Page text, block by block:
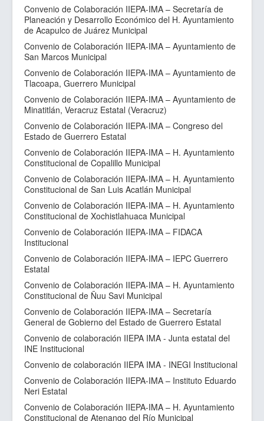
Convenio de Colaboración IIEPA-IMA – Secretaría de
Planeación y Desarrollo Económico del H. Ayuntamiento
de Acapulco de Juárez Municipal
Convenio de Colaboración IIEPA-IMA – Ayuntamiento de
San Marcos Municipal
Convenio de Colaboración IIEPA-IMA – Ayuntamiento de
Tlacoapa, Guerrero Municipal
Convenio de Colaboración IIEPA-IMA – Ayuntamiento de
Minatitlán, Veracruz Estatal (Veracruz)
Convenio de Colaboración IIEPA-IMA – Congreso del
Estado de Guerrero Estatal
Convenio de Colaboración IIEPA-IMA – H. Ayuntamiento
Constitucional de Copalillo Municipal
Convenio de Colaboración IIEPA-IMA – H. Ayuntamiento
Constitucional de San Luis Acatlán Municipal
Convenio de Colaboración IIEPA-IMA – H. Ayuntamiento
Constitucional de Xochistlahuaca Municipal
Convenio de Colaboración IIEPA-IMA – FIDACA
Institucional
Convenio de Colaboración IIEPA-IMA – IEPC Guerrero
Estatal
Convenio de Colaboración IIEPA-IMA – H. Ayuntamiento
Constitucional de Ñuu Savi Municipal
Convenio de Colaboración IIEPA-IMA – Secretaría
General de Gobierno del Estado de Guerrero Estatal
Convenio de colaboración IIEPA IMA - Junta estatal del
INE Institucional
Convenio de colaboración IIEPA IMA - INEGI Institucional
Convenio de Colaboración IIEPA-IMA – Instituto Eduardo
Neri Estatal
Convenio de Colaboración IIEPA-IMA – H. Ayuntamiento
Constitucional de Atenango del Río Municipal